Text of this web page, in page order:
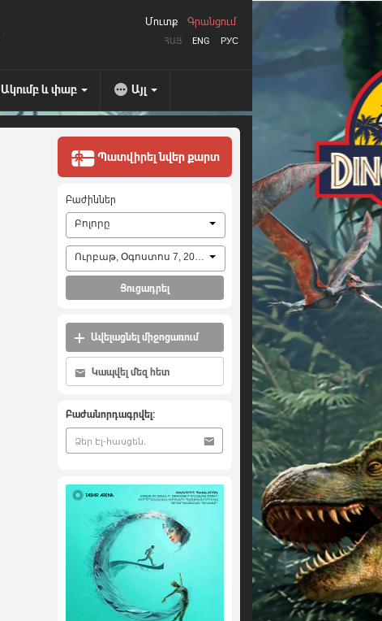
ՀԱՅ ENG РУС
Մուտք Գրանցում
Ակումբ և փաբ Այլ
Պատվիրել նվեր քարտ
Բաժիններ
Բոլորը
Ուրբաթ, Օգոստոս 7, 2026
Ցուցադրել
Ավելացնել միջոցառում
Կապվել մեզ հետ
Բաժանորդագրվել: